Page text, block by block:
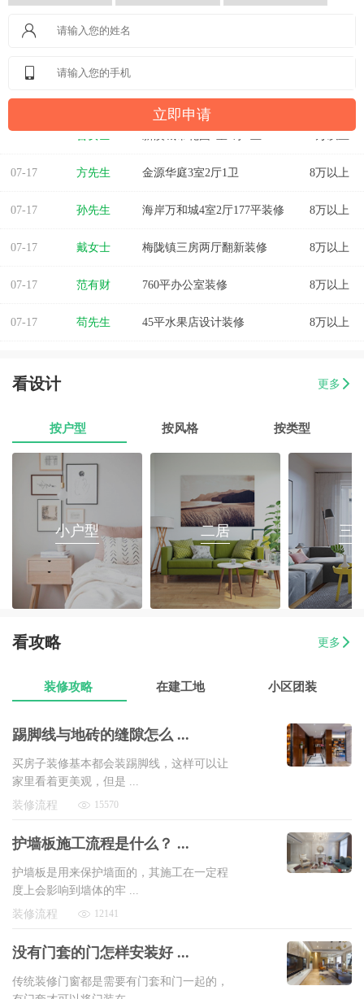
07-17 曾女士 新澳城市花园3室1厅1卫 8万以上
07-17 方先生 金源华庭3室2厅1卫 8万以上
07-17 孙先生 海岸万和城4室2厅177平装修 8万以上
07-17 戴女士 梅陇镇三房两厅翻新装修 8万以上
07-17 范有财 760平办公室装修 8万以上
07-17 苟先生 45平水果店设计装修 8万以上
07-17 8万以上
李先生 乐府花园4房2厅2卫毛坯房 8万以上
郭先生 8万以上
07-17 朱小姐 560平办公室装修 8万以上
伊小姐 180平和盛花园设计装修 8万以上
董先生 万泰城4室2厅 202平 8万以上
07-17
看设计 更多
按户型 按风格 按类型
小户型 二居 三
看攻略 更多
装修攻略 在建工地 小区团装
踢脚线与地砖的缝隙怎么 ...
买房子装修基本都会装踢脚线，这样可以让
家里看着更美观，但是 ...
装修流程
15570
护墙板施工流程是什么？ ...
护墙板是用来保护墙面的，其施工在一定程
度上会影响到墙体的牢 ...
装修流程
12141
没有门套的门怎样安装好 ...
传统装修门窗都是需要有门套和门一起的，